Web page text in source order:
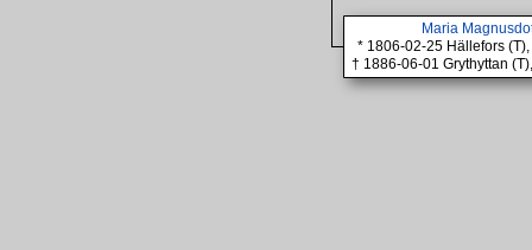
Maria
* 1806-02-25 Hällefors
† 1886-06-01 Grythyttan